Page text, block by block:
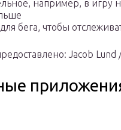
например, в игру
бега, чтобы
Jacob Lund